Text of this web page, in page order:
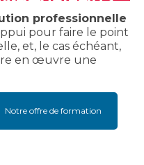
professionnelle
pour faire le point
et, le cas échéant,
en œuvre une
Notre offre de formation